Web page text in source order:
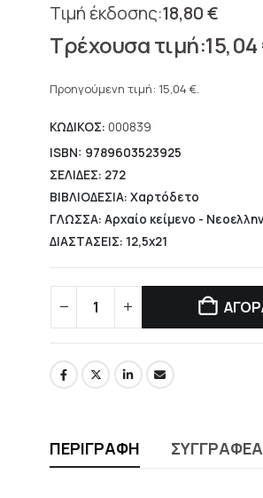
18,80€
Original
price
was:
18,80 €.
15,04
τρέχουσα
είναι:
15,04 €.
Προηγούμενη τιμή: 15,04 €.
ΚΩΔΙΚΟΣ: 000839
ISBN: 9789603523925
ΣΕΛΙΔΕΣ: 272
ΒΙΒΛΙΟΔΕΣΙΑ: Χαρτόδετο
ΓΛΩΣΣΑ: Αρχαίο κείμενο -
ΔΙΑΣΤΑΣΕΙΣ: 12,5x21
ΠΕΡΙΓΡΑΦΉ